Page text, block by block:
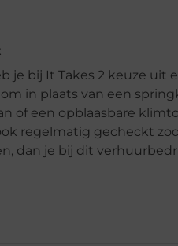
bij It Takes 2 keuze uit
in plaats van een
of een opblaasbare
regelmatig gecheckt
dan je bij dit